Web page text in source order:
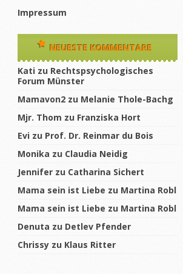
Impressum
NEUESTE KOMMENTARE
Kati zu Rechtspsychologisches
Forum Münster
Mamavon2 zu Melanie Thole-Bachg
Mjr. Thom zu Franziska Hort
Evi zu Prof. Dr. Reinmar du Bois
Monika zu Claudia Neidig
Jennifer zu Catharina Sichert
Mama sein ist Liebe zu Martina Robl
Mama sein ist Liebe zu Martina Robl
Denuta zu Detlev Pfender
Chrissy zu Klaus Ritter